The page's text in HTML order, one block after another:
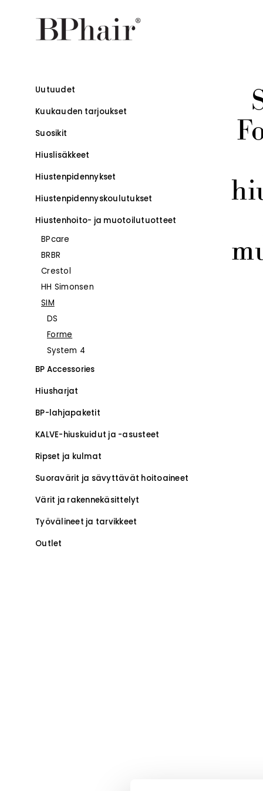
Uutuudet
Kuukauden tarjoukset
Suosikit
Hiuslisäkkeet
Hiustenpidennykset
Hiustenpidennys­koulutukset
–
Hiustenhoito- ja muotoilutuotteet
BPcare
BRBR
Crestol
–
HH Simonsen
SIM
DS
Forme
System 4
BP Accessories
Hiusharjat
BP-lahjapaketit
KALVE-hiuskuidut ja -asusteet
Ripset ja kulmat
Suoravärit ja sävyttävät hoitoaineet
Värit ja rakennekäsittelyt
Työvälineet ja tarvikkeet
Outlet